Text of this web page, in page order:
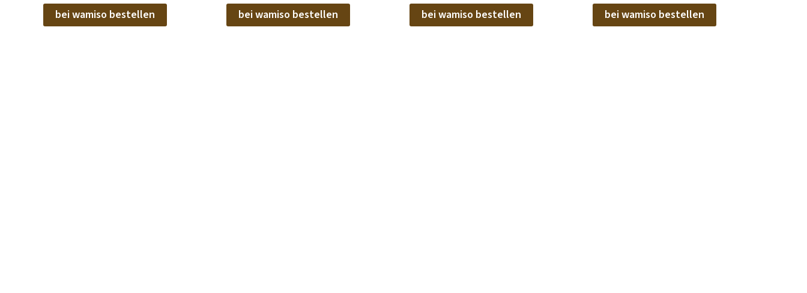
bei wamiso bestellen bei wamiso bestellen bei wamiso bestellen bei wamiso bestellen